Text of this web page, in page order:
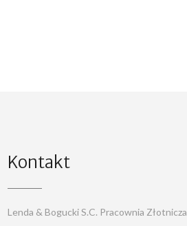
Kontakt
Lenda & Bogucki S.C. Pracownia Złotnicza